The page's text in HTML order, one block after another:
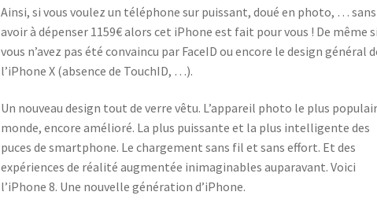
Ainsi, si vous voulez un téléphone sur puissant, doué en photo, … sans
avoir à dépenser 1159€ alors cet iPhone est fait pour vous ! De même si
vous n’avez pas été convaincu par FaceID ou encore le design général
l’iPhone X (absence de TouchID, …).
Un nouveau design tout de verre vêtu. L’appareil photo le plus
monde, encore amélioré. La plus puissante et la plus intelligente des
puces de smartphone. Le chargement sans fil et sans effort. Et des
expériences de réalité augmentée inimaginables auparavant. Voici
l’iPhone 8. Une nouvelle génération d’iPhone.